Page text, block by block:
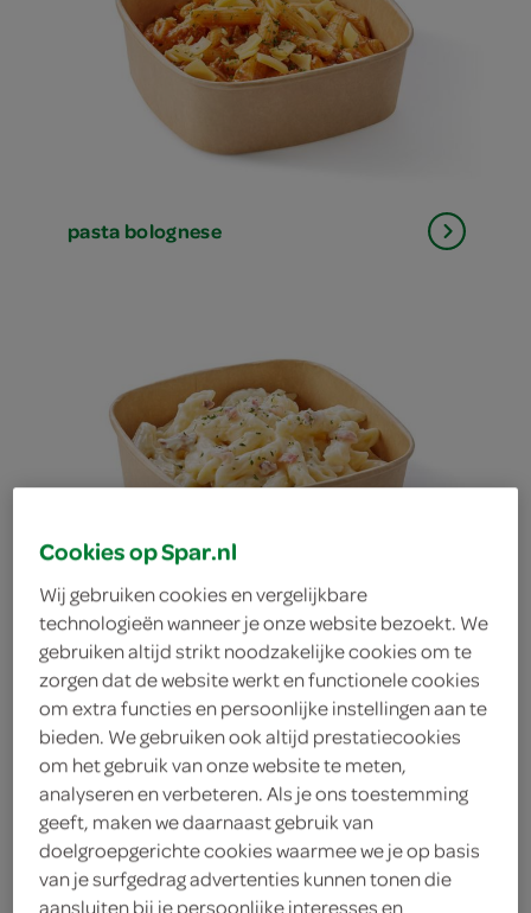
pasta bolognese
penne carbonara
Cookies op Spar.nl
Wij gebruiken cookies en vergelijkbare
technologieën wanneer je onze website bezoekt. We
gebruiken altijd strikt noodzakelijke cookies om te
zorgen dat de website werkt en functionele cookies
om extra functies en persoonlijke instellingen aan te
bieden. We gebruiken ook altijd prestatiecookies
om het gebruik van onze website te meten,
analyseren en verbeteren. Als je ons toestemming
geeft, maken we daarnaast gebruik van
doelgroepgerichte cookies waarmee we je op basis
van je surfgedrag advertenties kunnen tonen die
aansluiten bij je persoonlijke interesses en